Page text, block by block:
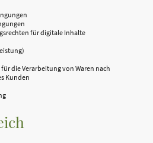
für digitale Inhalte
die Verarbeitung von Waren nach
Kunden